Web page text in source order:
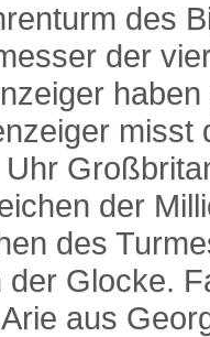
des
der
misst
der
des
der Glocke.
Arie aus